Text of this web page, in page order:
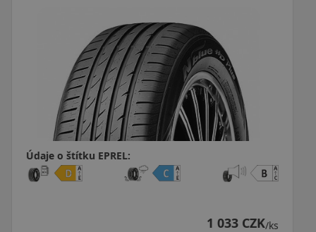
Údaje o štítku EPREL:
1 096 CZK